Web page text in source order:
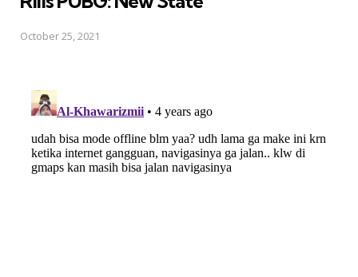
October 25, 2021